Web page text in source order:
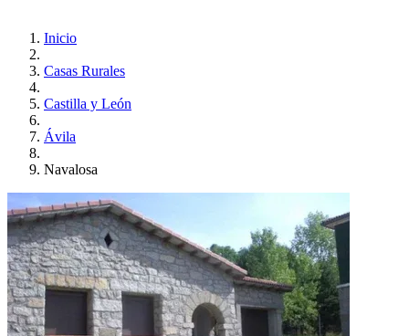
Inicio
Casas Rurales
Castilla y León
Ávila
Navalosa